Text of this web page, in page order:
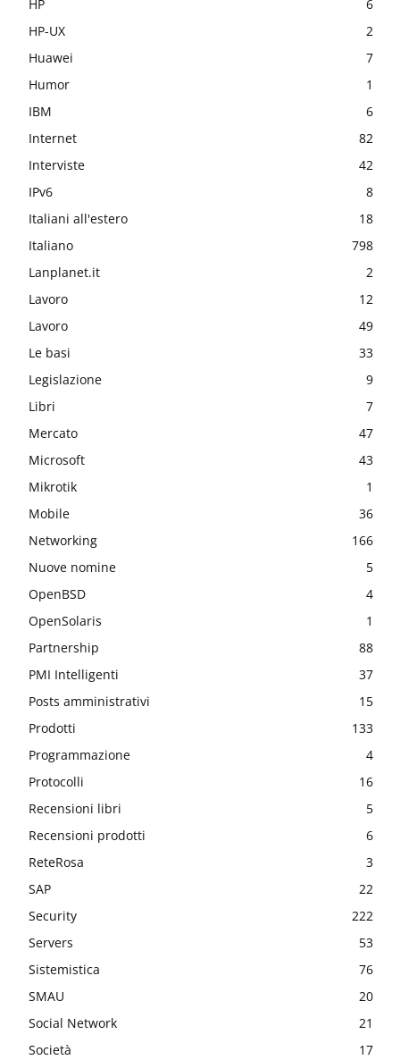
HP
6
HP-UX
2
Huawei
7
Humor
1
IBM
6
Internet
82
Interviste
42
IPv6
8
Italiani all'estero
18
Italiano
798
Lanplanet.it
2
Lavoro
12
Lavoro
49
Le basi
33
Legislazione
9
Libri
7
Mercato
47
Microsoft
43
Mikrotik
1
Mobile
36
Networking
166
Nuove nomine
5
OpenBSD
4
OpenSolaris
1
Partnership
88
PMI Intelligenti
37
Posts amministrativi
15
Prodotti
133
Programmazione
4
Protocolli
16
Recensioni libri
5
Recensioni prodotti
6
ReteRosa
3
SAP
22
Security
222
Servers
53
Sistemistica
76
SMAU
20
Social Network
21
Società
17